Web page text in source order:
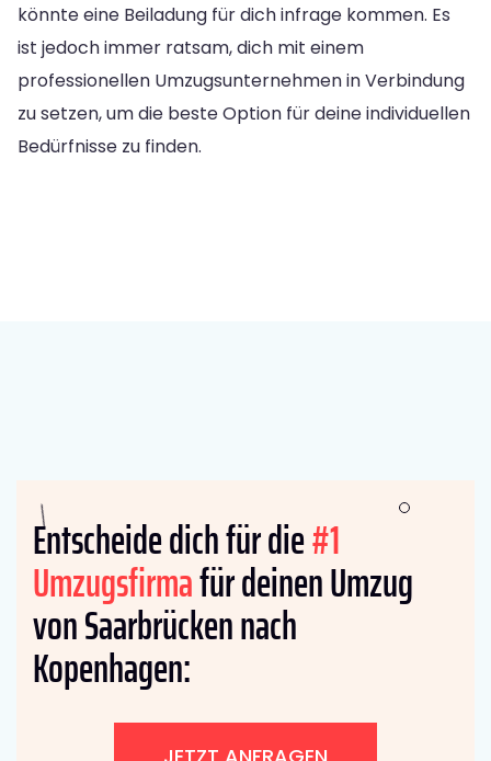
könnte eine Beiladung für dich infrage kommen. Es
ist jedoch immer ratsam, dich mit einem
professionellen Umzugsunternehmen in Verbindung
zu setzen, um die beste Option für deine individuellen
Bedürfnisse zu finden.
Entscheide dich für die#1
Umzugsfirmafür deinen Umzug
von Saarbrücken nach
Kopenhagen: